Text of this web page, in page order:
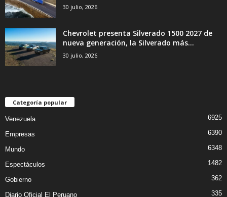
30 julio, 2026
Chevrolet presenta Silverado 1500 2027 de
nueva generación, la Silverado más...
30 julio, 2026
Categoría popular
Venezuela 6925
Empresas 6390
Mundo 6348
Espectáculos 1482
Gobierno 362
Diario Oficial El Peruano 335